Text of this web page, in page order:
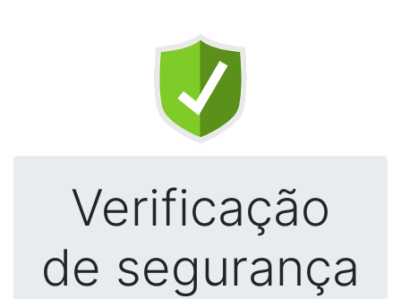
Verificação
de segurança